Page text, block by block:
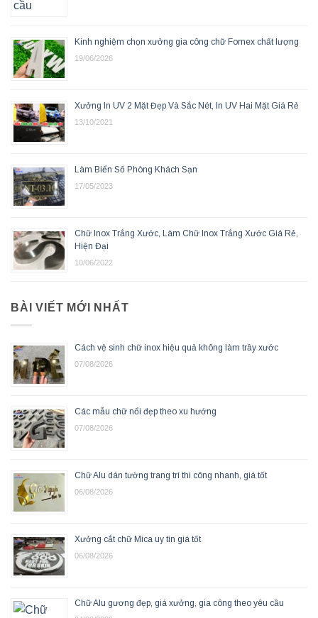
Kinh nghiệm chọn xưởng gia công chữ Fomex chất lượng
19/06/2026
Xưởng In UV 2 Mặt Đẹp Và Sắc Nét, In UV Hai Mặt Giá Rẻ
13/10/2021
Làm Biển Số Phòng Khách Sạn
17/05/2023
Chữ Inox Trắng Xước, Làm Chữ Inox Trắng Xước Giá Rẻ,
Hiện Đại
10/06/2022
BÀI VIẾT MỚI NHẤT
Cách vệ sinh chữ inox hiệu quả không làm trầy xước
07/08/2026
Các mẫu chữ nổi đẹp theo xu hướng
07/08/2026
Chữ Alu dán tường trang trí thi công nhanh, giá tốt
06/08/2026
Xưởng cắt chữ Mica uy tín giá tốt
06/08/2026
Chữ Alu gương đẹp, giá xưởng, gia công theo yêu cầu